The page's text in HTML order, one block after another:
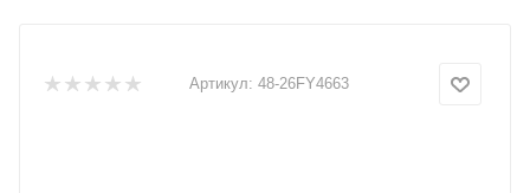
Артикул: 48-26FY4663